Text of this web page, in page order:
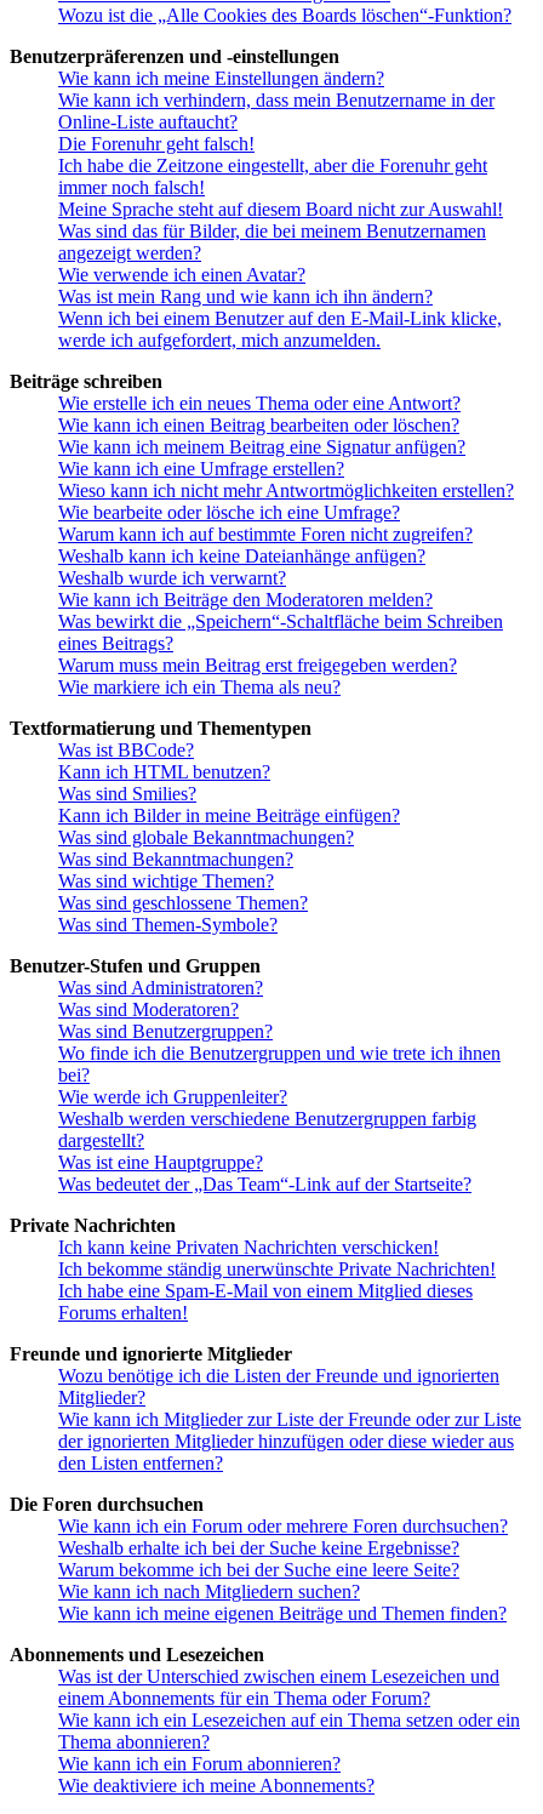
Wozu ist die „Alle Cookies des Boards löschen“-Funktion?
Benutzerpräferenzen und -einstellungen
Wie kann ich meine Einstellungen ändern?
Wie kann ich verhindern, dass mein Benutzername in der
Online-Liste auftaucht?
Die Forenuhr geht falsch!
Ich habe die Zeitzone eingestellt, aber die Forenuhr geht
immer noch falsch!
Meine Sprache steht auf diesem Board nicht zur Auswahl!
Was sind das für Bilder, die bei meinem Benutzernamen
angezeigt werden?
Wie verwende ich einen Avatar?
Was ist mein Rang und wie kann ich ihn ändern?
Wenn ich bei einem Benutzer auf den E-Mail-Link klicke,
werde ich aufgefordert, mich anzumelden.
Beiträge schreiben
Wie erstelle ich ein neues Thema oder eine Antwort?
Wie kann ich einen Beitrag bearbeiten oder löschen?
Wie kann ich meinem Beitrag eine Signatur anfügen?
Wie kann ich eine Umfrage erstellen?
Wieso kann ich nicht mehr Antwortmöglichkeiten erstellen?
Wie bearbeite oder lösche ich eine Umfrage?
Warum kann ich auf bestimmte Foren nicht zugreifen?
Weshalb kann ich keine Dateianhänge anfügen?
Weshalb wurde ich verwarnt?
Wie kann ich Beiträge den Moderatoren melden?
Was bewirkt die „Speichern“-Schaltfläche beim Schreiben
eines Beitrags?
Warum muss mein Beitrag erst freigegeben werden?
Wie markiere ich ein Thema als neu?
Textformatierung und Thementypen
Was ist BBCode?
Kann ich HTML benutzen?
Was sind Smilies?
Kann ich Bilder in meine Beiträge einfügen?
Was sind globale Bekanntmachungen?
Was sind Bekanntmachungen?
Was sind wichtige Themen?
Was sind geschlossene Themen?
Was sind Themen-Symbole?
Benutzer-Stufen und Gruppen
Was sind Administratoren?
Was sind Moderatoren?
Was sind Benutzergruppen?
Wo finde ich die Benutzergruppen und wie trete ich ihnen
bei?
Wie werde ich Gruppenleiter?
Weshalb werden verschiedene Benutzergruppen farbig
dargestellt?
Was ist eine Hauptgruppe?
Was bedeutet der „Das Team“-Link auf der Startseite?
Private Nachrichten
Ich kann keine Privaten Nachrichten verschicken!
Ich bekomme ständig unerwünschte Private Nachrichten!
Ich habe eine Spam-E-Mail von einem Mitglied dieses
Forums erhalten!
Freunde und ignorierte Mitglieder
Wozu benötige ich die Listen der Freunde und ignorierten
Mitglieder?
Wie kann ich Mitglieder zur Liste der Freunde oder zur Liste
der ignorierten Mitglieder hinzufügen oder diese wieder aus
den Listen entfernen?
Die Foren durchsuchen
Wie kann ich ein Forum oder mehrere Foren durchsuchen?
Weshalb erhalte ich bei der Suche keine Ergebnisse?
Warum bekomme ich bei der Suche eine leere Seite?
Wie kann ich nach Mitgliedern suchen?
Wie kann ich meine eigenen Beiträge und Themen finden?
Abonnements und Lesezeichen
Was ist der Unterschied zwischen einem Lesezeichen und
einem Abonnements für ein Thema oder Forum?
Wie kann ich ein Lesezeichen auf ein Thema setzen oder ein
Thema abonnieren?
Wie kann ich ein Forum abonnieren?
Wie deaktiviere ich meine Abonnements?